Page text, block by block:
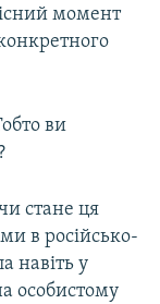
момент
ви
стане ця
в російсько-
навіть у
особистому